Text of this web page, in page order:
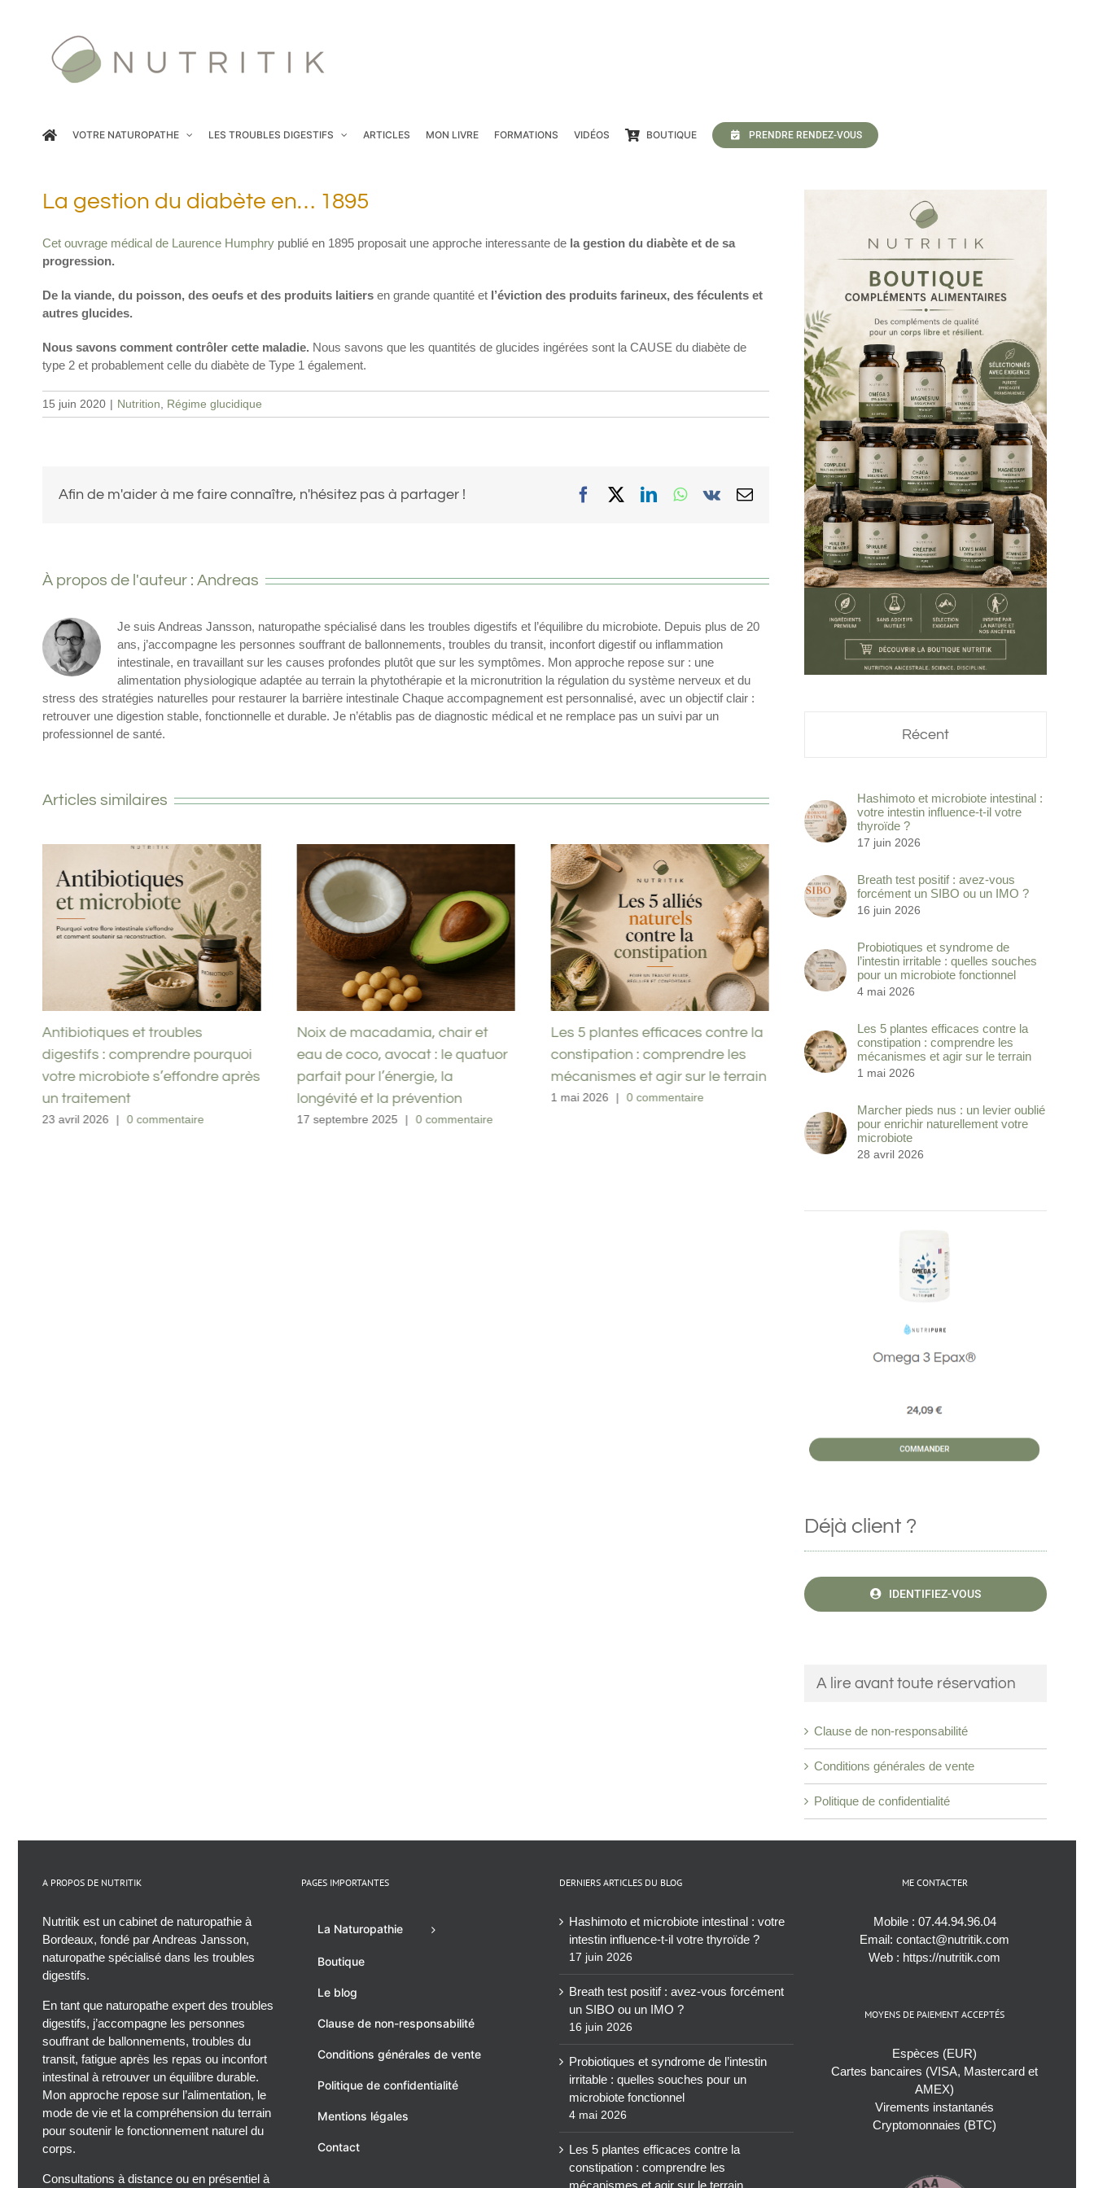
VOTRE NATUROPATHE LES TROUBLES DIGESTIFS ARTICLES MON LIVRE FORMATIONS VIDÉOS BOUTIQUE PRENDRE RENDEZ-VOUS
La gestion du diabète en… 1895
Cet ouvrage médical de Laurence Humphry publié en 1895 proposait une approche interessante de la gestion du diabète et de sa
progression.
De la viande, du poisson, des oeufs et des produits laitiers en grande quantité et l’éviction des produits farineux, des féculents et
autres glucides.
Nous savons comment contrôler cette maladie. Nous savons que les quantités de glucides ingérées sont la CAUSE du diabète de
type 2 et probablement celle du diabète de Type 1 également.
15 juin 2020 | Nutrition Régime glucidique
Afin de m'aider à me faire connaître, n'hésitez pas à partager ! Facebook
X LinkedInWhatsApp
Vk Email
À propos de l'auteur : Andreas
Je suis Andreas Jansson, naturopathe spécialisé dans les troubles digestifs et l’équilibre du microbiote. Depuis plus de 20
ans, j’accompagne les personnes souffrant de ballonnements, troubles du transit, inconfort digestif ou inflammation
intestinale, en travaillant sur les causes profondes plutôt que sur les symptômes. Mon approche repose sur : une
alimentation physiologique adaptée au terrain la phytothérapie et la micronutrition la régulation du système nerveux et du
stress des stratégies naturelles pour restaurer la barrière intestinale Chaque accompagnement est personnalisé, avec un objectif clair :
retrouver une digestion stable, fonctionnelle et durable. Je n’établis pas de diagnostic médical et ne remplace pas un suivi par un
professionnel de santé.
Articles similaires
Antibiotiques et troubles
digestifs : comprendre pourquoi
votre microbiote s’effondre après
un traitement
23 avril 2026 | 0 commentaire
Noix de macadamia, chair et
eau de coco, avocat : le quatuor
parfait pour l’énergie, la
longévité et la prévention
17 septembre 2025 | 0 commentaire
Les 5 plantes efficaces contre la
constipation : comprendre les
mécanismes et agir sur le terrain
1 mai 2026 | 0 commentaire
Antibiotiques et troubles
digestifs : comprendre pourquoi
votre microbiote s’effondre après
23 avril 2026 | 0 commentaire
Récent
Hashimoto et microbiote intestinal :
votre intestin influence-t-il votre
thyroïde ?
17 juin 2026
Breath test positif : avez-vous
forcément un SIBO ou un IMO ?
16 juin 2026
Probiotiques et syndrome de
l’intestin irritable : quelles souches
pour un microbiote fonctionnel
4 mai 2026
Les 5 plantes efficaces contre la
constipation : comprendre les
mécanismes et agir sur le terrain
1 mai 2026
Marcher pieds nus : un levier oublié
pour enrichir naturellement votre
microbiote
28 avril 2026
Déjà client ?
IDENTIFIEZ-VOUS
A lire avant toute réservation
Clause de non-responsabilité
Conditions générales de vente
Politique de confidentialité
A PROPOS DE NUTRITIK
Nutritik est un cabinet de naturopathie à
Bordeaux, fondé par Andreas Jansson,
naturopathe spécialisé dans les troubles
digestifs.
En tant que naturopathe expert des troubles
digestifs, j’accompagne les personnes
souffrant de ballonnements, troubles du
transit, fatigue après les repas ou inconfort
intestinal à retrouver un équilibre durable.
Mon approche repose sur l’alimentation, le
mode de vie et la compréhension du terrain
pour soutenir le fonctionnement naturel du
corps.
Consultations à distance ou en présentiel à
PAGES IMPORTANTES
La Naturopathie
Boutique
Le blog
Clause de non-responsabilité
Conditions générales de vente
Politique de confidentialité
Mentions légales
Contact
DERNIERS ARTICLES DU BLOG
Hashimoto et microbiote intestinal : votre
intestin influence-t-il votre thyroïde ?
17 juin 2026
Breath test positif : avez-vous forcément
un SIBO ou un IMO ?
16 juin 2026
Probiotiques et syndrome de l’intestin
irritable : quelles souches pour un
microbiote fonctionnel
4 mai 2026
Les 5 plantes efficaces contre la
constipation : comprendre les
mécanismes et agir sur le terrain
ME CONTACTER
Mobile : 07.44.94.96.04
Email:contact@nutritik.com
Web : https://nutritik.com
MOYENS DE PAIEMENT ACCEPTÉS
Espèces (EUR)
Cartes bancaires (VISA, Mastercard et
AMEX)
Virements instantanés
Cryptomonnaies (BTC)